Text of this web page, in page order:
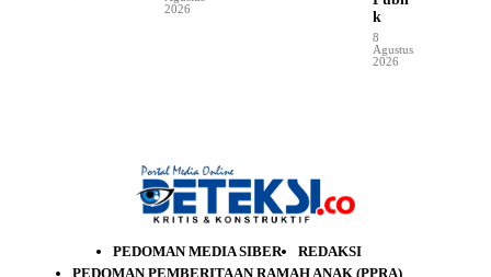
2026
k
8
Agustus
2026
PEDOMAN MEDIA SIBER
REDAKSI
PEDOMAN PEMBERITAAN RAMAH ANAK (PPRA)